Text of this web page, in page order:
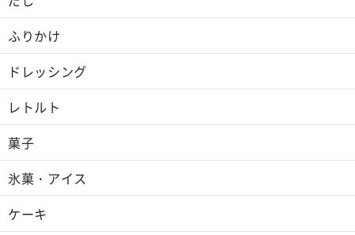
ふりかけ
ドレッシング
レトルト
菓子
氷菓・アイス
ケーキ